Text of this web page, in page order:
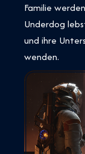
Familie
Underdog
und ihre
wenden.